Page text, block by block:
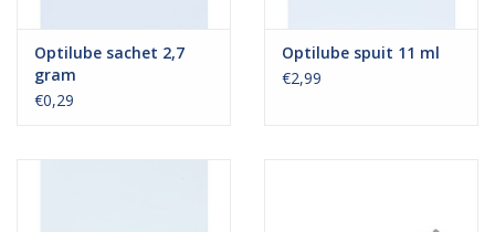
Merken
Waterdichte pleisters:
Optilube sachet 2,7
gram
€0,29
Optilube spuit 11 ml
€2,99